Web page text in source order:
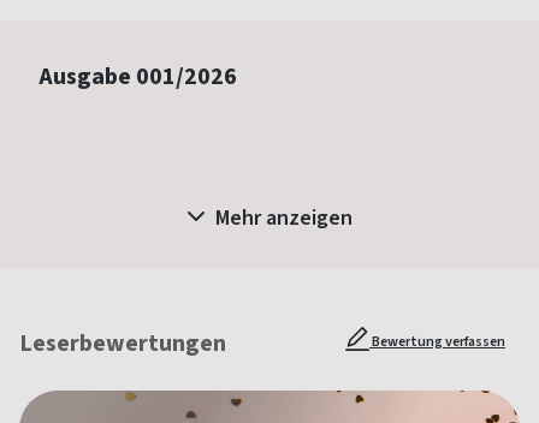
Ausgabe 001/2026
Mehr anzeigen
Leserbewertungen Bewertung verfassen